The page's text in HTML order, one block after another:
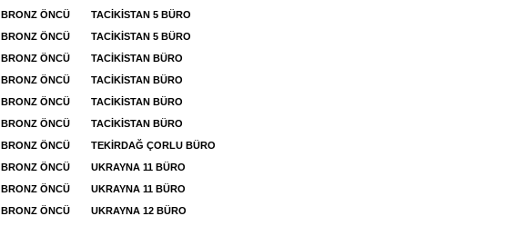
BRONZ ÖNCÜ
TACİKİSTAN 5 BÜRO
BRONZ ÖNCÜ
TACİKİSTAN 5 BÜRO
BRONZ ÖNCÜ
TACİKİSTAN BÜRO
BRONZ ÖNCÜ
TACİKİSTAN BÜRO
BRONZ ÖNCÜ
TACİKİSTAN BÜRO
BRONZ ÖNCÜ
TACİKİSTAN BÜRO
BRONZ ÖNCÜ
TEKİRDAĞ ÇORLU BÜRO
BRONZ ÖNCÜ
UKRAYNA 11 BÜRO
BRONZ ÖNCÜ
UKRAYNA 11 BÜRO
BRONZ ÖNCÜ UKRAYNA 12 BÜRO